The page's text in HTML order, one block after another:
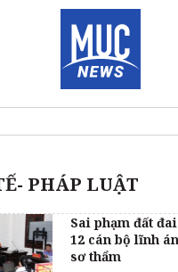
PHÁP LUẬT
Sai phạm đất
12 cán bộ lĩnh
sơ thẩm